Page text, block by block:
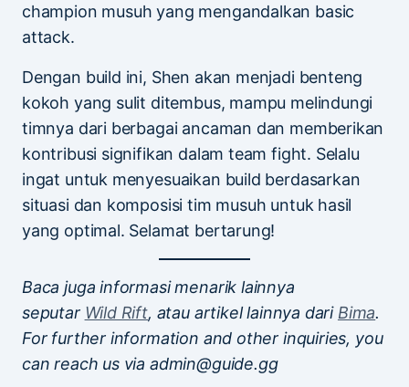
champion musuh yang mengandalkan basic
attack.
Dengan build ini, Shen akan menjadi benteng
kokoh yang sulit ditembus, mampu melindungi
timnya dari berbagai ancaman dan memberikan
kontribusi signifikan dalam team fight. Selalu
ingat untuk menyesuaikan build berdasarkan
situasi dan komposisi tim musuh untuk hasil
yang optimal. Selamat bertarung!
Baca juga informasi menarik lainnya
seputar Wild Rift, atau artikel lainnya dari Bima.
For further information and other inquiries, you
can reach us via admin@guide.gg